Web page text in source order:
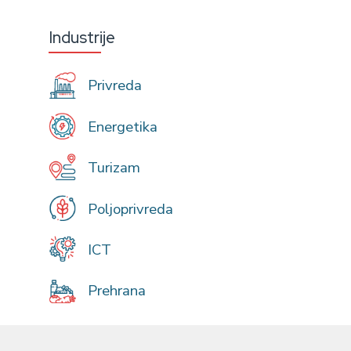
Industrije
Privreda
Energetika
Turizam
Poljoprivreda
ICT
Prehrana